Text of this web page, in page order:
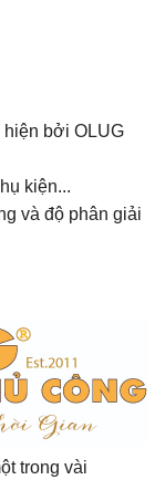
bởi OLUG
kiện...
và độ phân giải
trong vài